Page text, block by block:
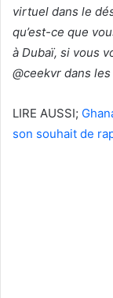
virtuel dans le
qu’est-ce que
à Dubaï, si vous
@ceekvr dans
LIRE AUSSI;
son souhait de